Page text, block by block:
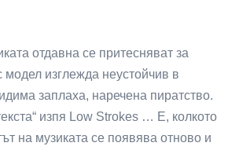
отдавна се притесняват за
модел изглежда неустойчив в
заплаха, наречена пиратство.
изпя Low Strokes … Е, колкото
на музиката се появява отново и